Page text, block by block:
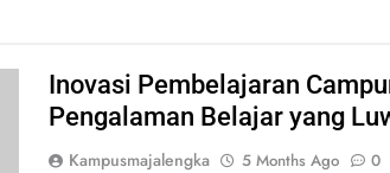
Inovasi Pembelajaran
Pengalaman Belajar yang
Kampusmajalengka 5 Months Ago 0